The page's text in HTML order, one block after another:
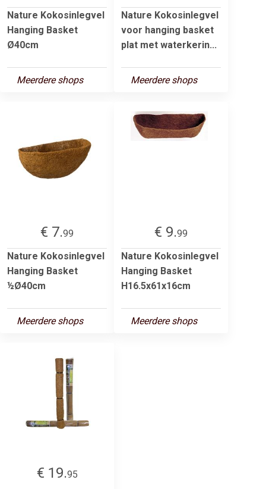
Nature Kokosinlegvel
Hanging Basket
Ø40cm
Meerdere shops
Nature Kokosinlegvel
voor hanging basket
plat met waterkerin...
Meerdere shops
€ 7.99
Nature Kokosinlegvel
Hanging Basket
½Ø40cm
Meerdere shops
€ 9.99
Nature Kokosinlegvel
Hanging Basket
H16.5x61x16cm
Meerdere shops
€ 19.95